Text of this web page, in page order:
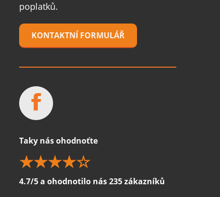
poplatků.
KONTAKTNÍ FORMULÁŘ
Taky nás ohodnoťte
4.7/5 a ohodnotilo nás 235 zákazníků